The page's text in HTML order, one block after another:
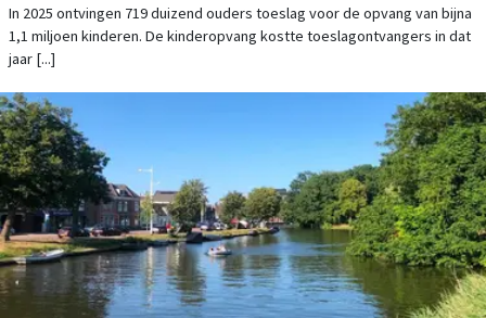
In 2025 ontvingen 719 duizend ouders toeslag voor de opvang van bijna
1,1 miljoen kinderen. De kinderopvang kostte toeslagontvangers in dat
jaar [...]